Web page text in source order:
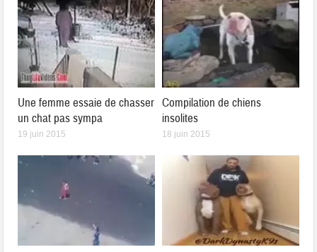
Une femme essaie de chasser
un chat pas sympa
19 juin 2015
Compilation de chiens
insolites
18 juin 2015